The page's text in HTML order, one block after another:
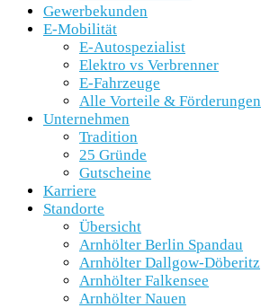
Gewerbekunden
E-Mobilität
E-Autospezialist
Elektro vs Verbrenner
E-Fahrzeuge
Alle Vorteile & Förderungen
Unternehmen
Tradition
25 Gründe
Gutscheine
Karriere
Standorte
Übersicht
Arnhölter Berlin Spandau
Arnhölter Dallgow-Döberitz
Arnhölter Falkensee
Arnhölter Nauen